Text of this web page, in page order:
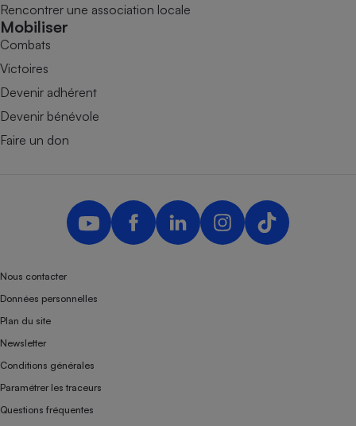
Rencontrer une association locale
Mobiliser
Combats
Victoires
Devenir adhérent
Devenir bénévole
Faire un don
Nous contacter
Données personnelles
Plan du site
Newsletter
Conditions générales
Paramétrer les traceurs
Questions fréquentes